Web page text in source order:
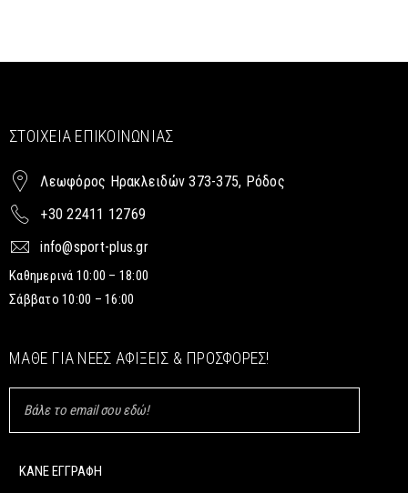
ΣΤΟΙΧΕΊΑ ΕΠΙΚΟΙΝΩΝΊΑΣ
Λεωφόρος Ηρακλειδών 373-375, Ρόδος
+30 22411 12769
info@sport-plus.gr
Καθημερινά 10:00 – 18:00
Σάββατο 10:00 – 16:00
ΜΆΘΕ ΓΙΑ ΝΈΕΣ ΑΦΊΞΕΙΣ & ΠΡΟΣΦΟΡΈΣ!